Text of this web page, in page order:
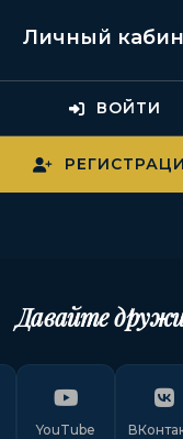
Личный
ВОЙТИ
Давайте
YouTube